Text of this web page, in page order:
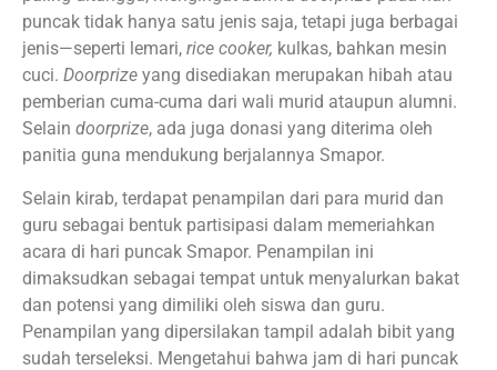
puncak tidak hanya satu jenis saja, tetapi juga berbagai
jenis—seperti lemari, rice cooker, kulkas, bahkan mesin
cuci. Doorprize yang disediakan merupakan hibah atau
pemberian cuma-cuma dari wali murid ataupun alumni.
Selain doorprize, ada juga donasi yang diterima oleh
panitia guna mendukung berjalannya Smapor.
Selain kirab, terdapat penampilan dari para murid dan
guru sebagai bentuk partisipasi dalam memeriahkan
acara di hari puncak Smapor. Penampilan ini
dimaksudkan sebagai tempat untuk menyalurkan bakat
dan potensi yang dimiliki oleh siswa dan guru.
Penampilan yang dipersilakan tampil adalah bibit yang
sudah terseleksi. Mengetahui bahwa jam di hari puncak